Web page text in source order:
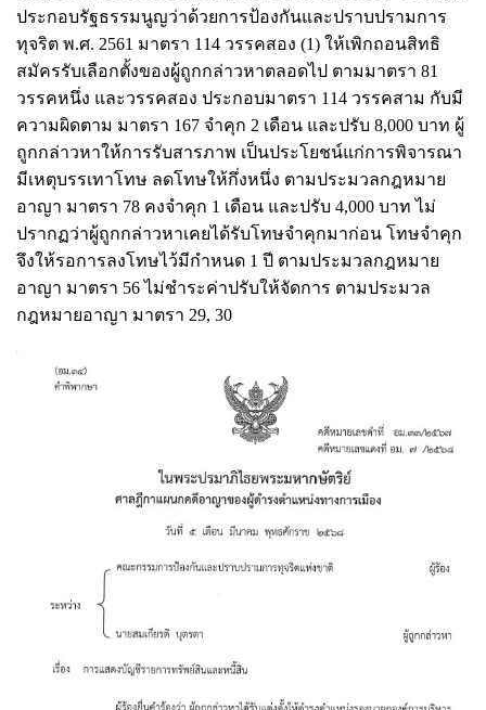
ประกอบรัฐธรรมนูญว่าด้วยการป้องกันและปราบปรามการ
ทุจริต พ.ศ. 2561 มาตรา 114 วรรคสอง (1) ให้เพิกถอนสิทธิ
สมัครรับเลือกตั้งของผู้ถูกกล่าวหาตลอดไป ตามมาตรา 81
วรรคหนึ่ง และวรรคสอง ประกอบมาตรา 114 วรรคสาม กับมี
ความผิดตาม มาตรา 167 จำคุก 2 เดือน และปรับ 8,000 บาท ผู้
ถูกกล่าวหาให้การรับสารภาพ เป็นประโยชน์แก่การพิจารณา
มีเหตุบรรเทาโทษ ลดโทษให้กึ่งหนึ่ง ตามประมวลกฎหมาย
อาญา มาตรา 78 คงจำคุก 1 เดือน และปรับ 4,000 บาท ไม่
ปรากฏว่าผู้ถูกกล่าวหาเคยได้รับโทษจำคุกมาก่อน โทษจำคุก
จึงให้รอการลงโทษไว้มีกำหนด 1 ปี ตามประมวลกฎหมาย
อาญา มาตรา 56 ไม่ชำระค่าปรับให้จัดการ ตามประมวล
กฎหมายอาญา มาตรา 29, 30